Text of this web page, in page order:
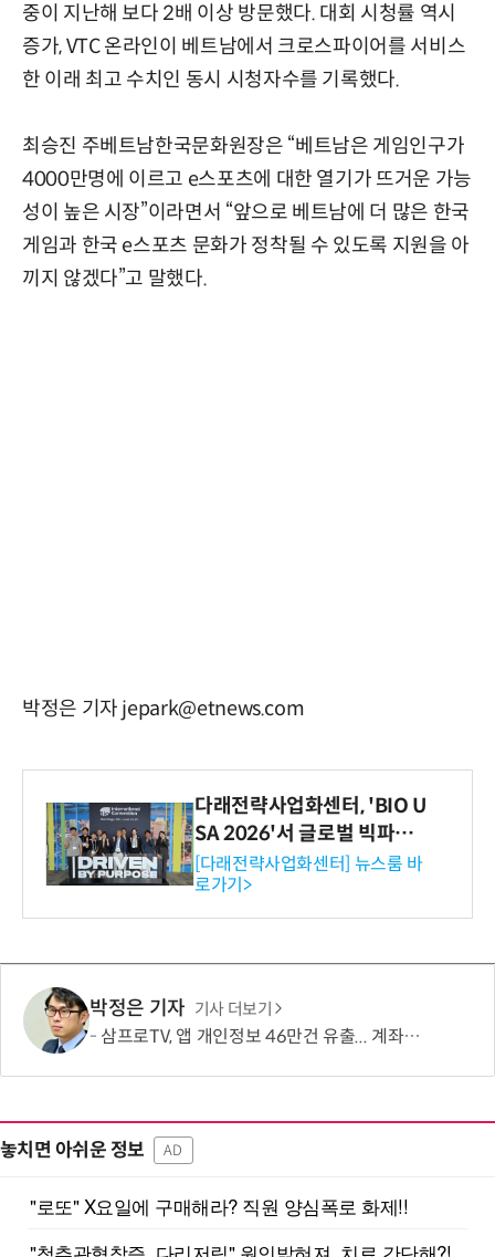
중이 지난해 보다 2배 이상 방문했다. 대회 시청률 역시
증가, VTC 온라인이 베트남에서 크로스파이어를 서비스
한 이래 최고 수치인 동시 시청자수를 기록했다.
최승진 주베트남한국문화원장은 “베트남은 게임인구가
4000만명에 이르고 e스포츠에 대한 열기가 뜨거운 가능
성이 높은 시장”이라면서 “앞으로 베트남에 더 많은 한국
게임과 한국 e스포츠 문화가 정착될 수 있도록 지원을 아
끼지 않겠다”고 말했다.
박정은 기자 jepark@etnews.com
다래전략사업화센터, 'BIO U
SA 2026'서 글로벌 빅파마
와의 비즈니스 미팅 지원…K
-바이오 해외 진출 교두보 확
보
[다래전략사업화센터] 뉴스룸 바
로가기>
박정은 기자 기사 더보기
삼프로TV, 앱 개인정보 46만건 유출... 계좌·카드정보도 포함
놓치면 아쉬운 정보 AD